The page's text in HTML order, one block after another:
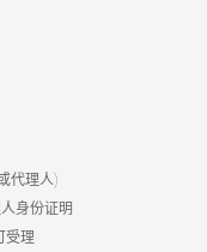
代理人)
身份证明
受理